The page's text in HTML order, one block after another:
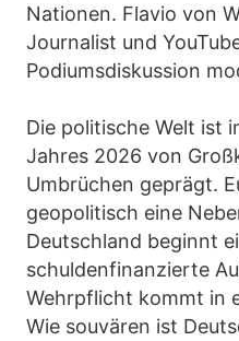
Nationen. Flavio von
Journalist und
Podiumsdiskussion
Die politische Welt ist
Jahres 2026 von
Umbrüchen geprägt.
geopolitisch eine
Deutschland beginnt
schuldenfinanzierte
Wehrpflicht kommt in
Wie souvären ist